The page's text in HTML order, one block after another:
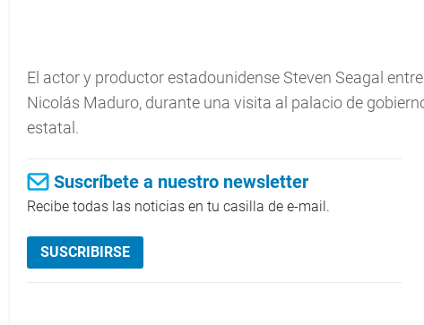
El actor y productor estadounidense Steven Seagal
Nicolás Maduro, durante una visita al palacio de
estatal.
Suscríbete a nuestro newsletter
Recibe todas las noticias en tu casilla de e-mail.
SUSCRIBIRSE